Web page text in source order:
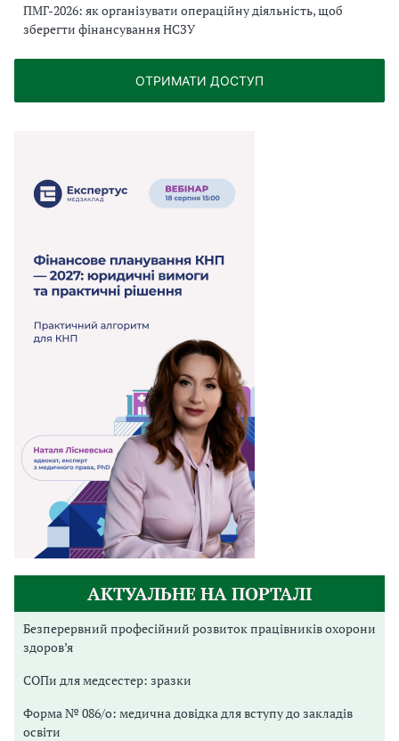
ПМГ-2026: як організувати операційну діяльність, щоб
зберегти фінансування НСЗУ
ОТРИМАТИ ДОСТУП
АКТУАЛЬНЕ НА ПОРТАЛІ
Безперервний професійний розвиток працівників охорони
здоров’я
СОПи для медсестер: зразки
Форма № 086/о: медична довідка для вступу до закладів
освіти